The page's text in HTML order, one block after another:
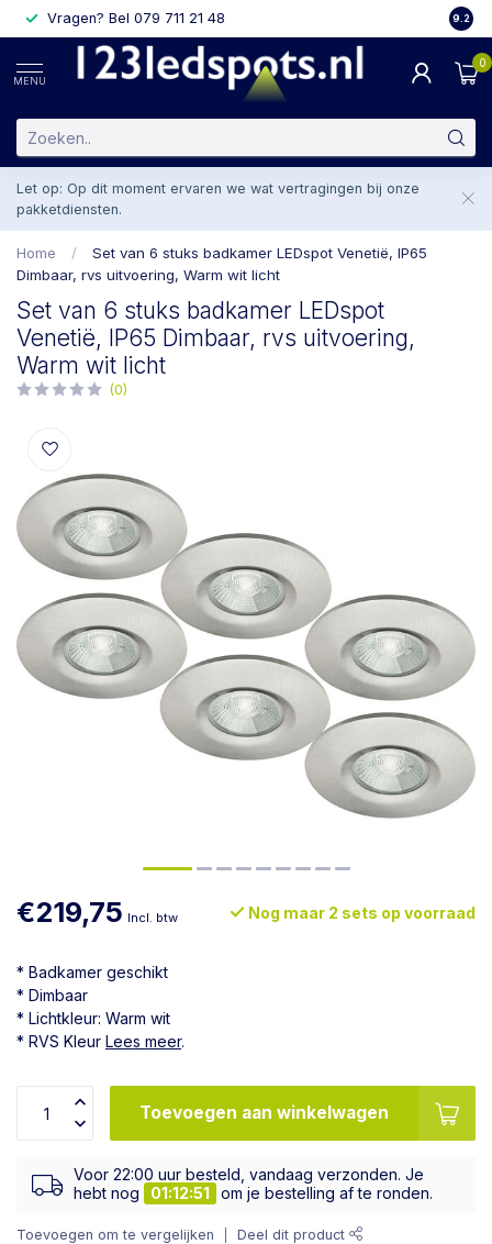
Vragen? Bel 079 711 21 48 29.2
MENU
0
Let op: Op dit moment ervaren we wat vertragingen bij onze
pakketdiensten.
Home /
Set van 6 stuks badkamer LEDspot Venetië, IP65
Dimbaar, rvs uitvoering, Warm wit licht
Set van 6 stuks badkamer LEDspot
Venetië, IP65 Dimbaar, rvs uitvoering,
Warm wit licht
(0)
€219,75 Incl. btw Nog maar 2 sets op voorraad
* Badkamer geschikt
* Dimbaar
* Lichtkleur: Warm wit
* RVS Kleur Lees meer.
Toevoegen aan winkelwagen
Voor 22:00 uur besteld, vandaag verzonden. Je
hebt nog
01:12:51 om je bestelling af te ronden.
Toevoegen om te vergelijken Deel dit product